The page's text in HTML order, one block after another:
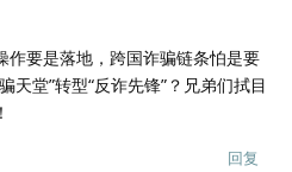
作要是落地，跨国诈骗链条怕是要
天堂”转型“反诈先锋”？兄弟们拭目
回复